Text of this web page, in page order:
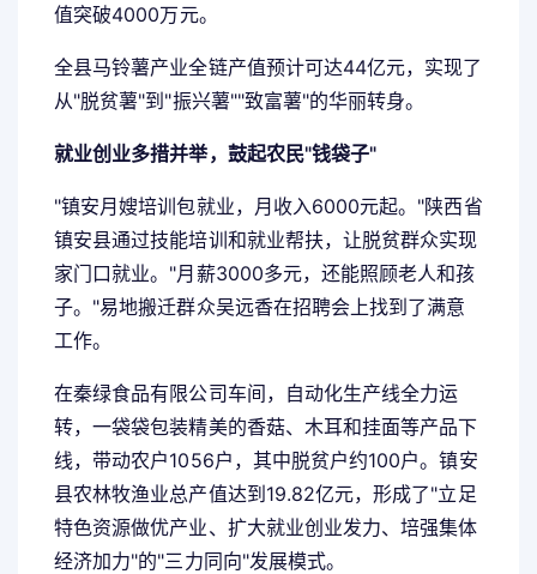
值突破4000万元。
全县马铃薯产业全链产值预计可达44亿元，实现了
从"脱贫薯"到"振兴薯""致富薯"的华丽转身。
就业创业多措并举，鼓起农民"钱袋子"
"镇安月嫂培训包就业，月收入6000元起。"陕西省
镇安县通过技能培训和就业帮扶，让脱贫群众实现
家门口就业。"月薪3000多元，还能照顾老人和孩
子。"易地搬迁群众吴远香在招聘会上找到了满意
工作。
在秦绿食品有限公司车间，自动化生产线全力运
转，一袋袋包装精美的香菇、木耳和挂面等产品下
线，带动农户1056户，其中脱贫户约100户。镇安
县农林牧渔业总产值达到19.82亿元，形成了"立足
特色资源做优产业、扩大就业创业发力、培强集体
经济加力"的"三力同向"发展模式。